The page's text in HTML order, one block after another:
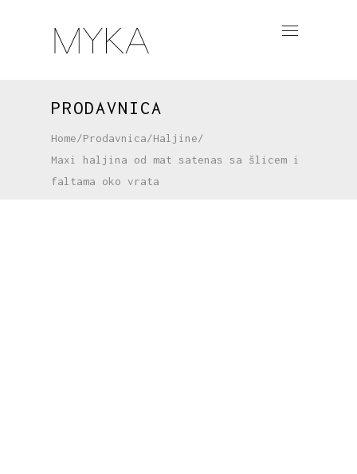
PRODAVNICA
Home/Prodavnica/Haljine/
Maxi haljina od mat satenas sa šlicem i
faltama oko vrata